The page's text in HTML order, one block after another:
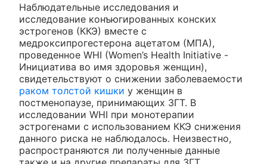
Наблюдательные исследования и
исследование конъюгированных конских
эстрогенов (ККЭ) вместе с
медроксипрогестерона ацетатом (МПА),
проведенное WHI (Women’s Health Initiative -
Инициатива во имя здоровья женщин),
свидетельствуют о снижении заболеваемости
раком толстой кишки у женщин в
постменопаузе, принимающих ЗГТ. В
исследовании WHI при монотерапии
эстрогенами с использованием ККЭ снижения
данного риска не наблюдалось. Неизвестно,
распространяются ли полученные данные